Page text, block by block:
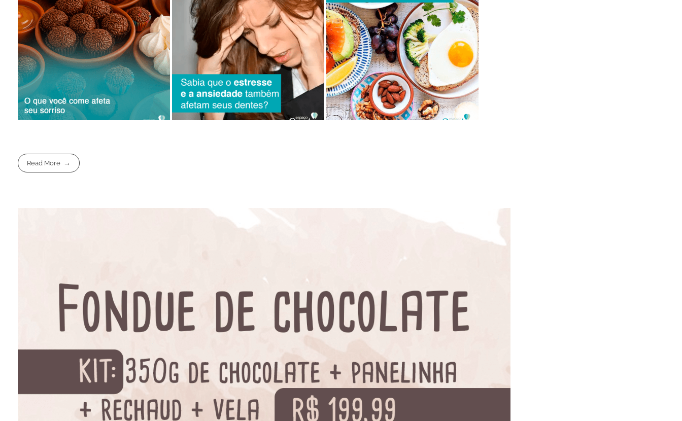
Read More